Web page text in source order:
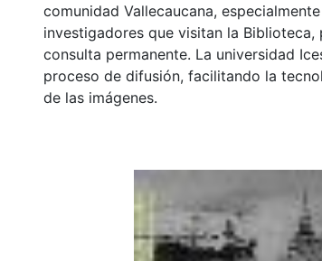
comunidad Vallecaucana,
investigadores que visitan la
consulta permanente. La universidad
proceso de difusión, facilitando la
de las imágenes.